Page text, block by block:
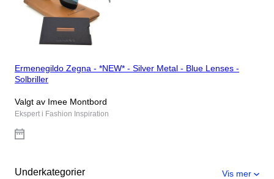
Ermenegildo Zegna - *NEW* - Silver Metal - Blue Lenses -
Solbriller
Valgt av Imee Montbord
Ekspert i Fashion Inspiration
Underkategorier Vis mer